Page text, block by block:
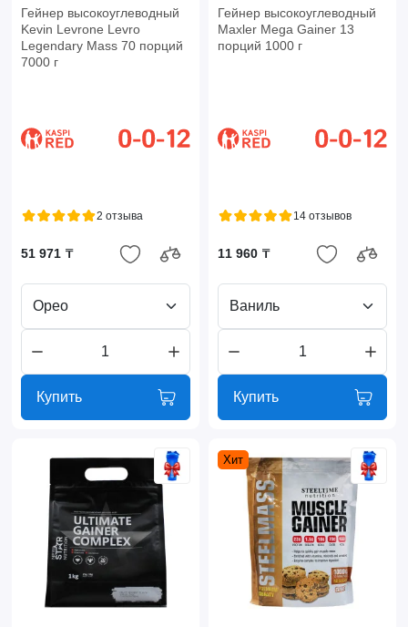
Гейнер высокоуглеводный
Kevin Levrone Levro
Legendary Mass 70 порций
7000 г
2 отзыва
51 971 ₸
Орео
Купить
Гейнер высокоуглеводный
Maxler Mega Gainer 13
порций 1000 г
14 отзывов
11 960 ₸
Ваниль
Купить
Хит